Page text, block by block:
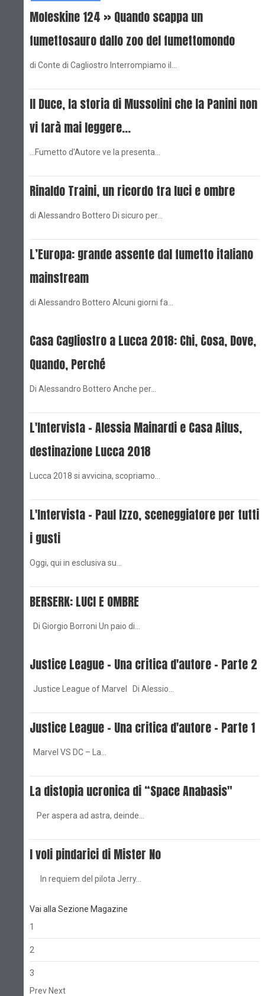
Moleskine 124 » Quando scappa un
fumettosauro dallo zoo del fumettomondo
di Conte di Cagliostro Interrompiamo il…
Il Duce, la storia di Mussolini che la Panini non
vi farà mai leggere...
...Fumetto d'Autore ve la presenta…
Rinaldo Traini, un ricordo tra luci e ombre
di Alessandro Bottero Di sicuro per…
L’Europa: grande assente dal fumetto italiano
mainstream
di Alessandro Bottero Alcuni giorni fa…
Casa Cagliostro a Lucca 2018: Chi, Cosa, Dove,
Quando, Perché
Di Alessandro Bottero Anche per…
L'Intervista - Alessia Mainardi e Casa Ailus,
destinazione Lucca 2018
Lucca 2018 si avvicina, scopriamo…
L'Intervista - Paul Izzo, sceneggiatore per tutti
i gusti
Oggi, qui in esclusiva su…
BERSERK: LUCI E OMBRE
Di Giorgio Borroni Un paio di…
Justice League - Una critica d'autore - Parte 2
Justice League of Marvel Di Alessio…
Justice League - Una critica d'autore - Parte 1
Marvel VS DC – La…
La distopia ucronica di “Space Anabasis"
Per aspera ad astra, deinde…
I voli pindarici di Mister No
In requiem del pilota Jerry…
Vai alla Sezione Magazine
1
2
3
Prev Next